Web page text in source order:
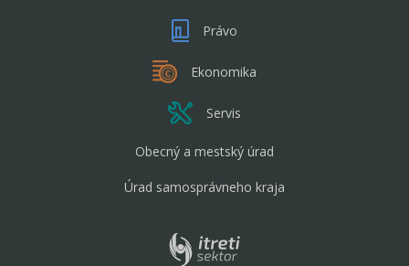
Právo
Ekonomika
Servis
Obecný a mestský úrad
Úrad samosprávneho kraja